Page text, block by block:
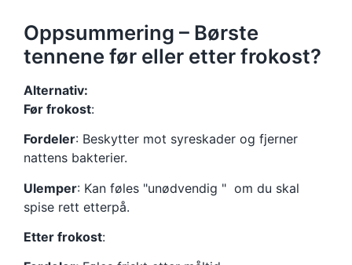
Oppsummering – Børste
tennene før eller etter frokost?
Alternativ:
Før frokost:
Fordeler: Beskytter mot syreskader og fjerner
nattens bakterier.
Ulemper: Kan føles "unødvendig " om du skal
spise rett etterpå.
Etter frokost: